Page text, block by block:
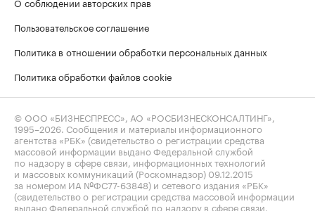
Пользовательское соглашение
Политика в отношении обработки персональных данных
Политика обработки файлов cookie
© ООО «БИЗНЕСПРЕСС», АО «РОСБИЗНЕСКОНСАЛТИНГ»,
1995–2026 . Сообщения и материалы информационного
агентства «РБК» (свидетельство о регистрации средства
массовой информации выдано Федеральной службой
по надзору в сфере связи, информационных технологий
и массовых коммуникаций (Роскомнадзор) 09.12.2015
за номером ИА №ФС77-63848) и сетевого издания «РБК»
(свидетельство о регистрации средства массовой информации
выдано Федеральной службой по надзору в сфере связи,